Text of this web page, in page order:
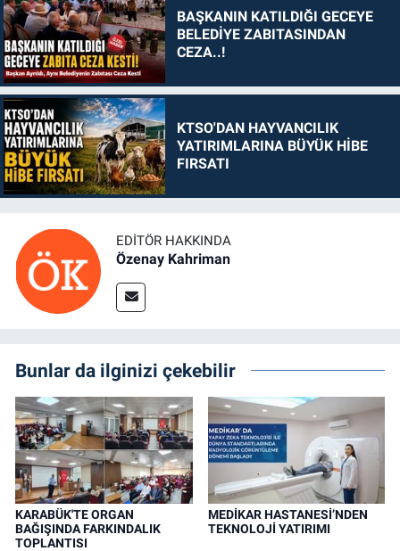
BAŞKANIN KATILDIĞI GECEYE
BELEDİYE ZABITASINDAN
CEZA..!
KTSO'DAN HAYVANCILIK
YATIRIMLARINA BÜYÜK HİBE
FIRSATI
EDITÖR HAKKINDA
Özenay Kahriman
Bunlar da ilginizi çekebilir
KARABÜK'TE ORGAN
BAĞIŞINDA FARKINDALIK
TOPLANTISI
MEDİKAR HASTANESİ’NDEN
TEKNOLOJİ YATIRIMI